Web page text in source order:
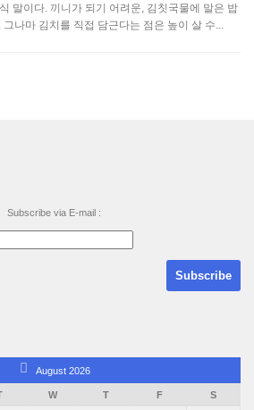
말이다. 끼니가 되기 어려운, 김칫국물에 말은 밥
나마 김치를 직접 담근다는 점은 높이 살 수...
Subscribe via E-mail :
August 2026
W T F S